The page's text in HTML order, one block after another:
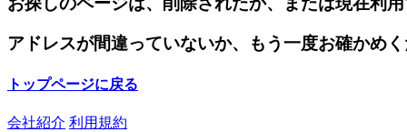
アドレスが間違っていないか、もう一度お確かめ
トップページに戻る
会社紹介 利用規約